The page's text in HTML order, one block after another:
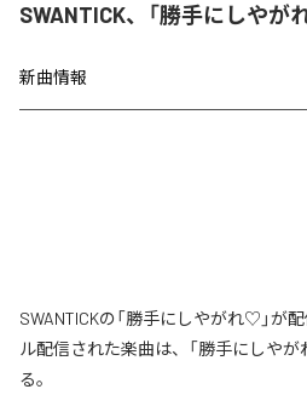
SWANTICK、「勝手にしやが
新曲情報
SWANTICKの「勝手にしやがれ♡」が
ル配信された楽曲は、「勝手にしや
る。